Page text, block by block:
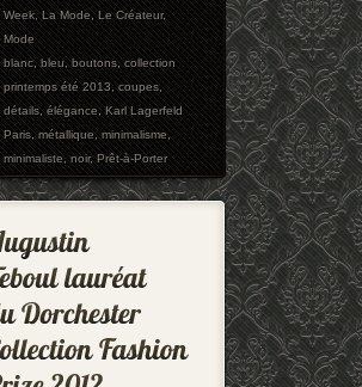
Week,La Mode,Le Créateur,
Mode
blanc,bleu,boutons,collection
printemps été 2013,coupes,
détails,élégance,Karl Lagerfeld
Paris,métallique,minimalisme,
minimaliste,noir,Prêt-à-Porter